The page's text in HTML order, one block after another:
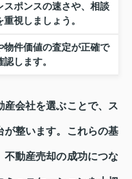
スポンスの速さや、相談
重視しましょう。
物件価値の査定が正確で
します。
会社を選ぶことで、ス
が整います。これらの基
不動産売却の成功につな